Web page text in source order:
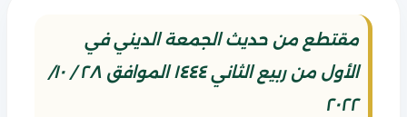
مقتطع من حديث الجمعة الديني في
الأول من ربيع الثاني ١٤٤٤ الموافق ٢٨ / ١٠/
٢٠٢٢